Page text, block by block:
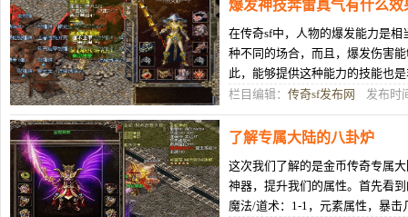
爆发神技奔雷真气有什么效
在传奇sf中，人物的爆发能力是
种不同的场合，而且，爆发伤害
此，能够提供这种能力的技能也
悉的也许就是战士的烈火剑法属于
栏目编辑： 传奇sf发布网 发布时
了解专属大陆的八卦炉
这次我们了解的是金币传奇专属
神器，提升我们的属性。首先看
魔法/道术：1-1，元素属性，暴